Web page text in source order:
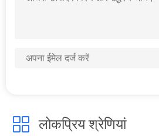
मशीन
लोकप्रिय श्रेणियां